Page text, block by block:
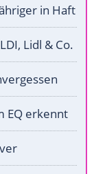
in Haft
Lidl & Co.
EQ erkennt